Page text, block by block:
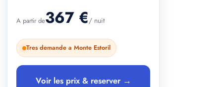
A partir de367 €/ nuit
Tres demande a Monte Estoril
Voir les prix & reserver →